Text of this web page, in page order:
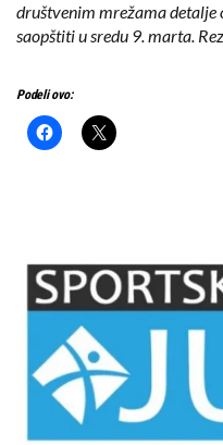
društvenim mrežama detalje
saopštiti u sredu 9. marta.
Podeli ovo: